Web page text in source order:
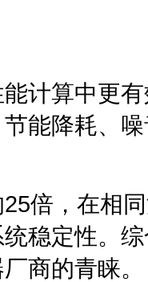
计算中更
能降耗、
倍，在相
稳定性。
商的青睐。